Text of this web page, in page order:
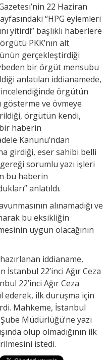
22 Haziran
“HPG eylemleri
yitirdi” başlıklı haberlere
PKK’nın alt
gerçekleştirdiği
bir örgüt mensubu
anlatılan iddianamede,
incelendiğinde örgütün
ve övmeye
örgütün kendi,
bir haberin
Kanunu’ndan
girdiği, eser sahibi belli
sorumlu yazı işleri
bu haberin
anlatıldı.
alınamadığı ve
bu eksikliğin
uygun olacağının
iddianame,
İstanbul 22’inci Ağır Ceza
22’inci Ağır Ceza
ederek, ilk duruşma için
Mahkeme, İstanbul
Müdürlüğü’ne yazı
olup olmadığının ilk
istedi.